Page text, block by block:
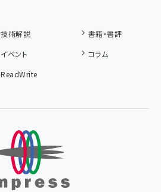
技術解説
書籍・書評
イベント
コラム
ReadWrite